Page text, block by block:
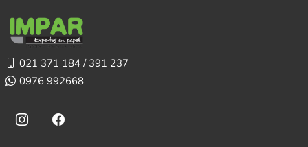
021 371 184 / 391 237
0976 992668